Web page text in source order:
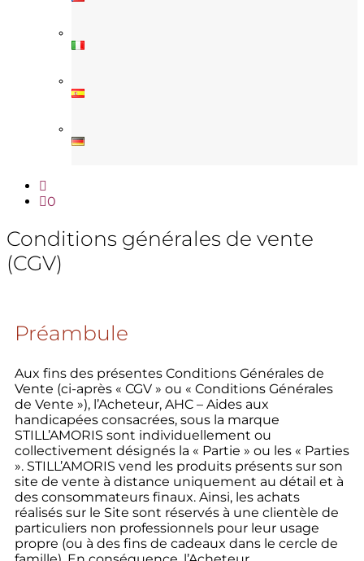
0
Conditions générales de vente
(CGV)
Préambule
Aux fins des présentes Conditions Générales de
Vente (ci-après « CGV » ou « Conditions Générales
de Vente »), l’Acheteur, AHC – Aides aux
handicapées consacrées, sous la marque
STILL’AMORIS sont individuellement ou
collectivement désignés la « Partie » ou les « Parties
». STILL’AMORIS vend les produits présents sur son
site de vente à distance uniquement au détail et à
des consommateurs finaux. Ainsi, les achats
réalisés sur le Site sont réservés à une clientèle de
particuliers non professionnels pour leur usage
propre (ou à des fins de cadeaux dans le cercle de